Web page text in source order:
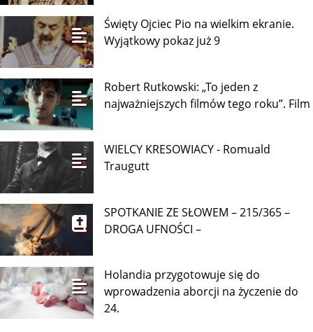
Święty Ojciec Pio na wielkim ekranie.
Wyjątkowy pokaz już 9
Robert Rutkowski: „To jeden z
najważniejszych filmów tego roku”. Film
WIELCY KRESOWIACY - Romuald
Traugutt
SPOTKANIE ZE SŁOWEM – 215/365 –
DROGA UFNOŚCI –
Holandia przygotowuje się do
wprowadzenia aborcji na życzenie do
24.